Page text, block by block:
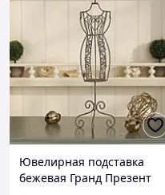
Ювелирная подставка
бежевая Гранд Презент